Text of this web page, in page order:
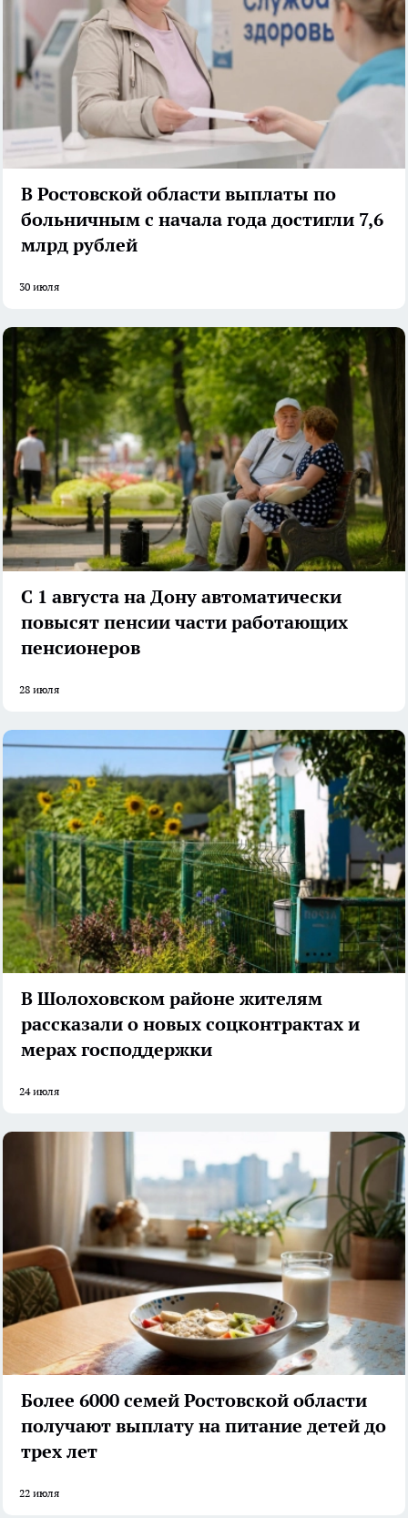
В Ростовской области выплаты по
больничным с начала года достигли 7,6
млрд рублей
30 июля
С 1 августа на Дону автоматически
повысят пенсии части работающих
пенсионеров
28 июля
В Шолоховском районе жителям
рассказали о новых соцконтрактах и
мерах господдержки
24 июля
Более 6000 семей Ростовской области
получают выплату на питание детей до
трех лет
22 июля